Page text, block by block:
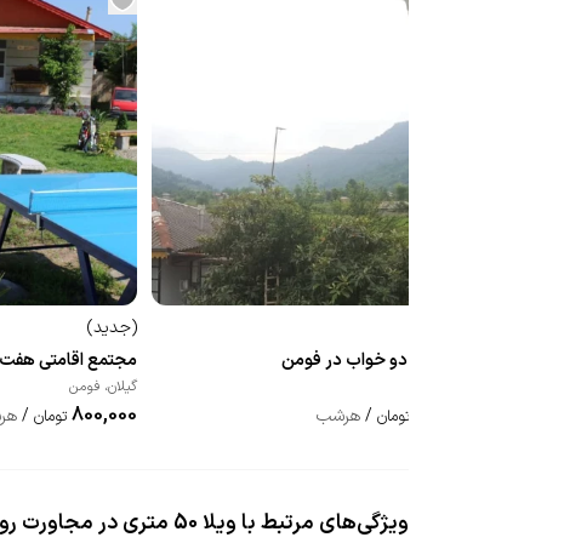
ویلا جنگلی دو خواب در فومن
تومان /هرشب
(جدید)
مجتمع اقامتی هفت
گیلان، فومن
800,000 تومان /
ویژگی‌های مرتبط با ویلا 50 متری در مجاورت رودخانه 1 در فومن